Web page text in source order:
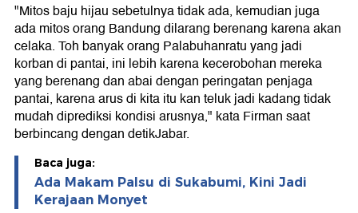
"Mitos baju hijau sebetulnya tidak ada, kemudian juga
ada mitos orang Bandung dilarang berenang karena akan
celaka. Toh banyak orang Palabuhanratu yang jadi
korban di pantai, ini lebih karena kecerobohan mereka
yang berenang dan abai dengan peringatan penjaga
pantai, karena arus di kita itu kan teluk jadi kadang tidak
mudah diprediksi kondisi arusnya," kata Firman saat
berbincang dengan detikJabar.
Baca juga:
Ada Makam Palsu di Sukabumi, Kini Jadi
Kerajaan Monyet